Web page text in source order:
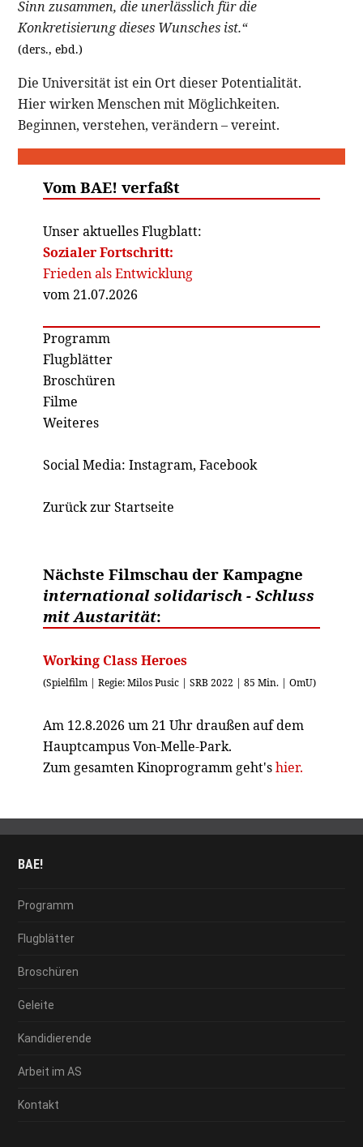
Sinn zusammen, die unerlässlich für die
Konkretisierung dieses Wunsches ist.“
(ders., ebd.)
Die Universität ist ein Ort dieser Potentialität.
Hier wirken Menschen mit Möglichkeiten.
Beginnen, verstehen, verändern – vereint.
Vom BAE! verfaßt
Unser aktuelles Flugblatt:
Sozialer Fortschritt:
Frieden als Entwicklung
vom 21.07.2026
Programm
Flugblätter
Broschüren
Filme
Weiteres
Social Media: Instagram, Facebook
Zurück zur Startseite
Nächste Filmschau der Kampagne
international solidarisch - Schluss
mit Austarität:
Working Class Heroes
(Spielfilm | Regie: Milos Pusic | SRB 2022 | 85 Min. | OmU)
Am 12.8.2026 um 21 Uhr draußen auf dem
Hauptcampus Von-Melle-Park.
Zum gesamten Kinoprogramm geht'shier.
BAE!
Programm
Flugblätter
Broschüren
Geleite
Kandidierende
Arbeit im AS
Kontakt